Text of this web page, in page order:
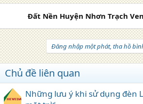
Đất Nền Huyện Nhơn Trạch Ven
Đăng nhập một phát, tha hồ
Chủ đề liên quan
Những lưu ý khi sử dụng đèn